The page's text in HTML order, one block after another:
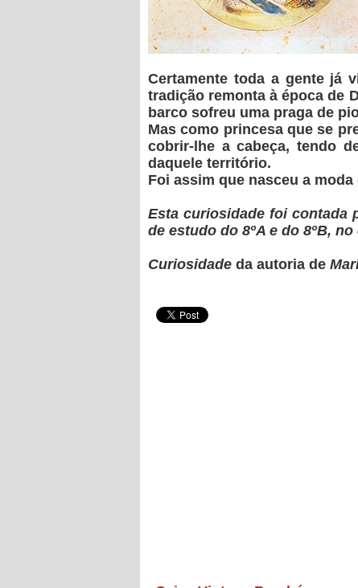
Certamente toda a gente já
tradição remonta à época de
barco sofreu uma praga de
Mas como princesa que se
cobrir-lhe a cabeça, tendo
daquele território.
Foi assim que nasceu a
Esta curiosidade foi contada
de estudo do 8ºA e do 8ºB,
Curiosidade da autoria de